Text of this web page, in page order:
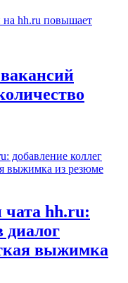
hh.ru:
диалог
выжимка